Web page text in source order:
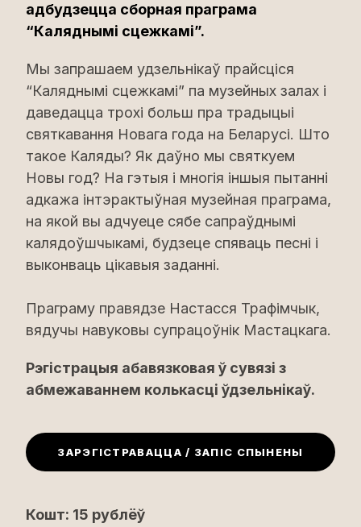
адбудзецца сборная праграма
“Каляднымі сцежкамі”.
Мы запрашаем удзельнікаў прайсціся
“Каляднымі сцежкамі” па музейных залах і
даведацца трохі больш пра традыцыі
святкавання Новага года на Беларусі. Што
такое Каляды? Як даўно мы святкуем
Новы год? На гэтыя і многія іншыя пытанні
адкажа інтэрактыўная музейная праграма,
на якой вы адчуеце сябе сапраўднымі
калядоўшчыкамі, будзеце спяваць песні і
выконваць цікавыя заданні.
Праграму правядзе Настасся Трафімчык,
вядучы навуковы супрацоўнік Мастацкага.
Рэгістрацыя абавязковая ў сувязі з
абмежаваннем колькасці ўдзельнікаў.
ЗАРЭГІСТРАВАЦЦА / ЗАПІС СПЫНЕНЫ
Кошт: 15 рублёў